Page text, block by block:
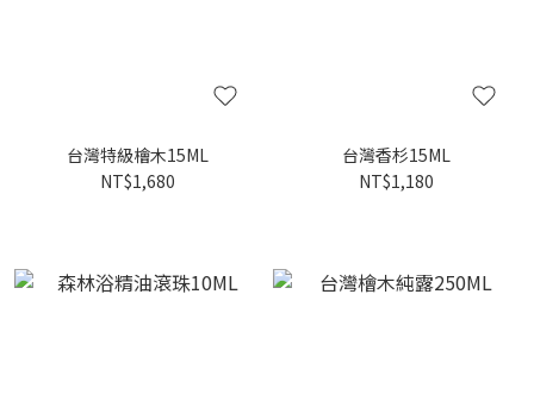
台灣特級檜木15ML
NT$1,680
台灣香杉15ML
NT$1,180